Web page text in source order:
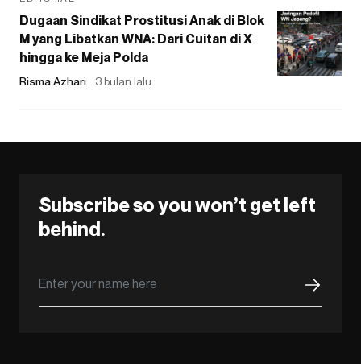
Dugaan Sindikat Prostitusi Anak di Blok
M yang Libatkan WNA: Dari Cuitan di X
hingga ke Meja Polda
Risma Azhari 3 bulan lalu
Subscribe so you won’t get left
behind.